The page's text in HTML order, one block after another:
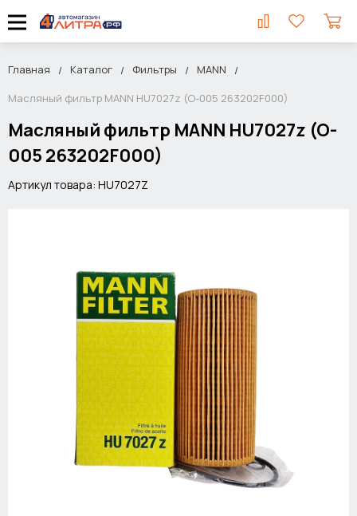
Главная Каталог Фильтры
MANN
Масляный фильтр MANN HU7027z (O-005 263202F000)
Масляный фильтр MANN HU7027z (O-
005 263202F000)
Артикул товара: HU7027Z